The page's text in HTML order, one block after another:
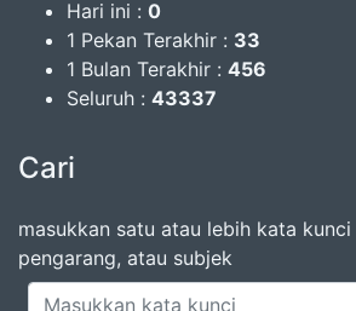
Hari ini : 0
1 Pekan Terakhir : 33
1 Bulan Terakhir : 456
Seluruh : 43337
Cari
masukkan satu atau lebih kata
pengarang, atau subjek